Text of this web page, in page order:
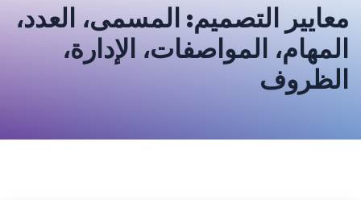
معايير التصميم: المسمى، العدد،
المهام، المواصفات، الإدارة،
الظروف